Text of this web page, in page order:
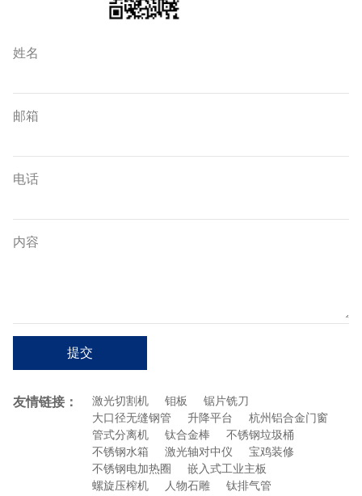
姓名
邮箱
电话
内容
提交
友情链接： 激光切割机 钼板
锯片铣刀
大口径无缝钢管
升降平台
杭州铝合金门窗
管式分离机
钛合金棒
不锈钢垃圾桶
不锈钢水箱
激光轴对中仪
宝鸡装修
不锈钢电加热圈
嵌入式工业主板
螺旋压榨机
人物石雕 钛排气管